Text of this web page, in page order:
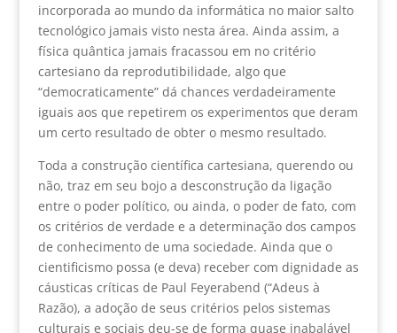
incorporada ao mundo da informática no maior salto
tecnológico jamais visto nesta área. Ainda assim, a
física quântica jamais fracassou em no critério
cartesiano da reprodutibilidade, algo que
“democraticamente” dá chances verdadeiramente
iguais aos que repetirem os experimentos que deram
um certo resultado de obter o mesmo resultado.
Toda a construção científica cartesiana, querendo ou
não, traz em seu bojo a desconstrução da ligação
entre o poder político, ou ainda, o poder de fato, com
os critérios de verdade e a determinação dos campos
de conhecimento de uma sociedade. Ainda que o
cientificismo possa (e deva) receber com dignidade as
cáusticas críticas de Paul Feyerabend (“Adeus à
Razão), a adoção de seus critérios pelos sistemas
culturais e sociais deu-se de forma quase inabalável